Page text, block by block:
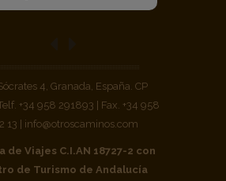
4, Granada, España. CP
+34 958 291893 | Fax. +34 958
13 | info@otroscaminos.com
de Viajes C.I.AN 18727-2 con
de Turismo de Andalucía